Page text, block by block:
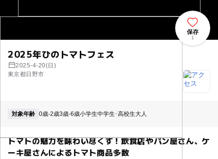
2025年ひのトマトフェス
2025-4-20(日)
東京都日野市
保存
1
対象年齢 0歳-2歳3歳-6歳小学生中学生･高校生大人
トマトの魅力を味わい尽くす！飲⾷店やパン屋さん、ケ
ーキ屋さんによるトマト商品多数